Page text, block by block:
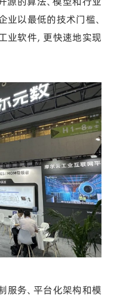
业以最低的技术门槛、
业软件，更快速地实现
服务、平台化架构和模